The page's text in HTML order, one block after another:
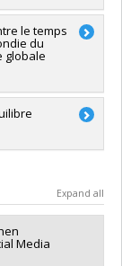
sciences
du
le temps
du
globale
Québec -
sciences
du
Expand all
Media